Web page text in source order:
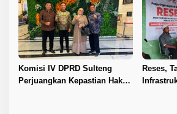
Komisi IV DPRD Sulteng
Perjuangkan Kepastian Hak
Reses,